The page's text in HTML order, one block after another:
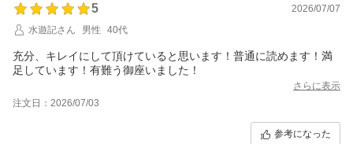
在庫管理も改善されているようには思えず、安心して購入できな
いかな...残念ながら。
30,324円や30,444円で高値転売している場合ではないように思い
ます。
5
2026/07/07
水遊記さん
男性 40代
充分、キレイにして頂けていると思います！普通に読めます！満
足しています！有難う御座いました！
さらに表示
注文日：2026/07/03
参考になった